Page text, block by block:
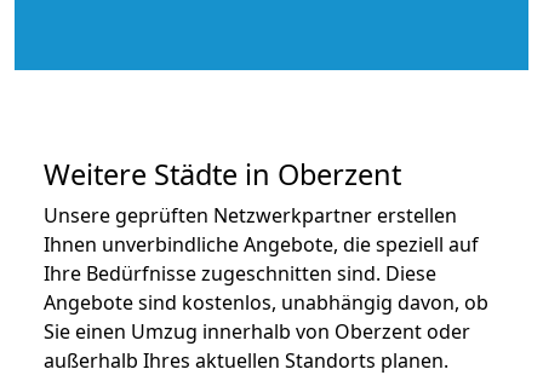
Weitere Städte in Oberzent
Unsere geprüften Netzwerkpartner erstellen
Ihnen unverbindliche Angebote, die speziell auf
Ihre Bedürfnisse zugeschnitten sind. Diese
Angebote sind kostenlos, unabhängig davon, ob
Sie einen Umzug innerhalb von Oberzent oder
außerhalb Ihres aktuellen Standorts planen.